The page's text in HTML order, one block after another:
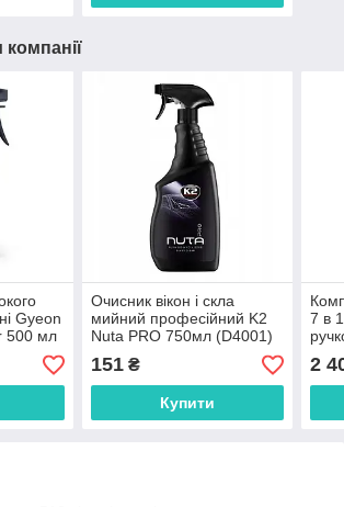
компанії
Gyeon
500 мл
Очисник вікон і скла
мийний професійний K2
Nuta PRO 750мл (D4001)
151₴
Купити
7 в
2